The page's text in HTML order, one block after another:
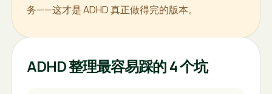
务——这才是 ADHD 真正做得完的版本。
ADHD 整理最容易踩的 4 个坑